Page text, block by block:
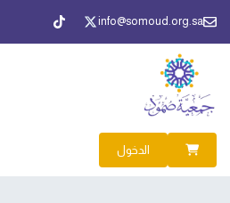
info@somoud.org.sa
الدخول